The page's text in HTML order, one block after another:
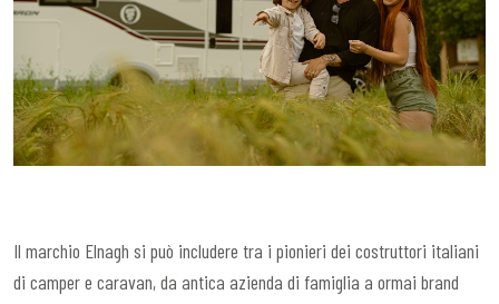
Il marchio Elnagh si può includere tra i pionieri dei costruttori italiani
di camper e caravan, da antica azienda di famiglia a ormai brand